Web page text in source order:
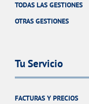
TODAS LAS GESTIONES
OTRAS GESTIONES
Tu Servicio
FACTURAS Y PRECIOS